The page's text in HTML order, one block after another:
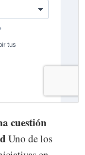
cuestión
Uno de los